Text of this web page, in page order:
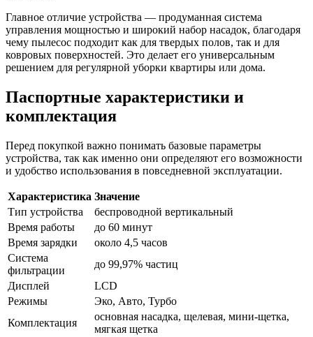
Главное отличие устройства — продуманная система
управления мощностью и широкий набор насадок, благодаря
чему пылесос подходит как для твердых полов, так и для
ковровых поверхностей. Это делает его универсальным
решением для регулярной уборки квартиры или дома.
Паспортные характеристики и
комплектация
Перед покупкой важно понимать базовые параметры
устройства, так как именно они определяют его возможности
и удобство использования в повседневной эксплуатации.
Характеристика Значение
Тип устройства
беспроводной вертикальный
Время работы
до 60 минут
Время зарядки
около 4,5 часов
Система
фильтрации
до 99,97% частиц
Дисплей
LCD
Режимы
Эко, Авто, Турбо
Комплектация
основная насадка, щелевая, мини-щетка,
мягкая щетка